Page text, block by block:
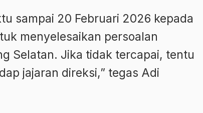
sampai 20 Februari 2026 kepada
menyelesaikan persoalan
Selatan. Jika tidak tercapai, tentu
jajaran direksi,” tegas Adi